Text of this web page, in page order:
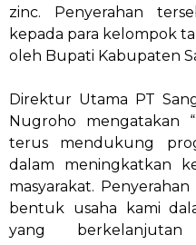
zinc. Penyerahan
kepada para kelompok
oleh Bupati Kabupaten
Direktur Utama PT
Nugroho mengatakan
terus mendukung
dalam meningkatkan
masyarakat.
bentuk usaha kami
yang